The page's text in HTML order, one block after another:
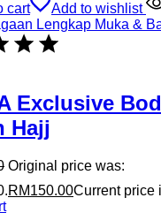
cart
Add to wishlist
Lengkap Muka &
Exclusive
Hajj
Original price was:
RM150.00Current price